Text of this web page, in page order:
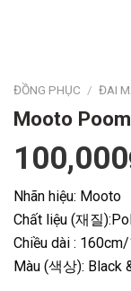
ĐỒNG PHỤC / ĐAI
Mooto
100,000
Nhãn hiệu: Mooto
Chất liệu (재질
Chiều dài :
Màu (색상): Black